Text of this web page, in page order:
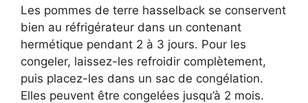
Les pommes de terre hasselback se conservent
bien au réfrigérateur dans un contenant
hermétique pendant 2 à 3 jours. Pour les
congeler, laissez-les refroidir complètement,
puis placez-les dans un sac de congélation.
Elles peuvent être congelées jusqu’à 2 mois.